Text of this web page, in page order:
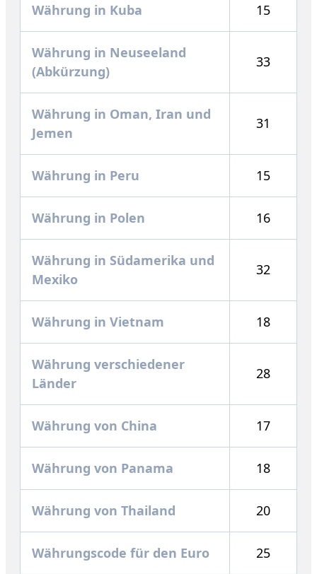
Währung in Kuba 15
Währung in Neuseeland
(Abkürzung)
33
Währung in Oman, Iran und
Jemen
31
Währung in Peru 15
Währung in Polen 16
Währung in Südamerika und
Mexiko
32
Währung in Vietnam 18
Währung verschiedener
Länder
28
Währung von China 17
Währung von Panama 18
Währung von Thailand 20
Währungscode für den Euro 25